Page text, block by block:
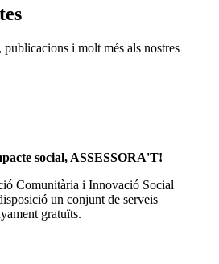
publicacions i molt més als nostres
social, ASSESSORA'T!
Comunitària i Innovació Social
un conjunt de serveis
gratuïts.